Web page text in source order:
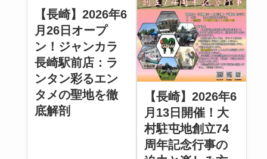
【長崎】2026年6
月26日オープ
ン！ジャンカラ
長崎駅前店：ラ
ンタン彩るエン
タメの聖地を徹
底解剖
【長崎】2026年6
月13日開催！大
村駐屯地創立74
周年記念行事の